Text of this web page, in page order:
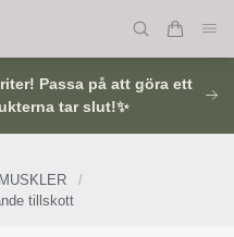
Passa på att göra ett
tar slut!✨
/
tillskott